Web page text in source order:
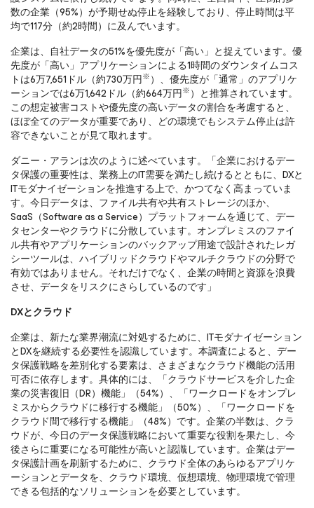
数の企業（95%）が予期せぬ停止を経験しており、停止時間は平
均で117分（約2時間）に及んでいます。
企業は、自社データの51%を優先度が「高い」と捉えています。優
先度が「高い」アプリケーションによる1時間のダウンタイムコス
トは6万7,651ドル（約730万円※）、優先度が「通常」のアプリケ
ーションでは6万1,642ドル（約664万円※）と推算されています。
この想定被害コストや優先度の高いデータの割合を考慮すると、
ほぼ全てのデータが重要であり、どの環境でもシステム停止は許
容できないことが見て取れます。
ダニー・アランは次のように述べています。「企業におけるデー
タ保護の重要性は、業務上のIT需要を満たし続けるとともに、DXと
ITモダナイゼーションを推進する上で、かつてなく高まっていま
す。今日データは、ファイル共有や共有ストレージのほか、
SaaS（Software as a Service）プラットフォームを通じて、デー
タセンターやクラウドに分散しています。オンプレミスのファイ
ル共有やアプリケーションのバックアップ用途で設計されたレガ
シーツールは、ハイブリッドクラウドやマルチクラウドの分野で
有効ではありません。それだけでなく、企業の時間と資源を浪費
させ、データをリスクにさらしているのです」
DXとクラウド
企業は、新たな業界潮流に対処するために、ITモダナイゼーション
とDXを継続する必要性を認識しています。本調査によると、デー
タ保護戦略を差別化する要素は、さまざまなクラウド機能の活用
可否に依存します。具体的には、「クラウドサービスを介した企
業の災害復旧（DR）機能」（54%）、「ワークロードをオンプレ
ミスからクラウドに移行する機能」（50%）、「ワークロードを
クラウド間で移行する機能」（48%）です。企業の半数は、クラ
ウドが、今日のデータ保護戦略において重要な役割を果たし、今
後さらに重要になる可能性が高いと認識しています。企業はデー
タ保護計画を刷新するために、クラウド全体のあらゆるアプリケ
ーションとデータを、クラウド環境、仮想環境、物理環境で管理
できる包括的なソリューションを必要としています。